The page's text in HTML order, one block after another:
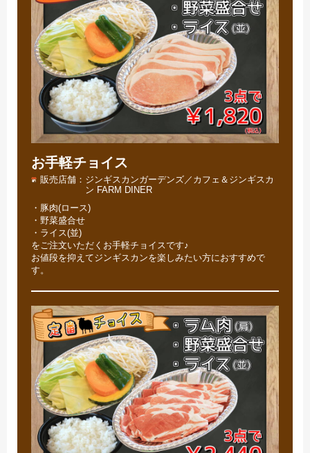
お手軽チョイス
販売店舗
ジンギスカンガーデンズ／カフェ＆ジンギスカ
ン FARM DINER
・豚肉(ロース)
・野菜盛合せ
・ライス(並)
をご注文いただくお手軽チョイスです♪
お値段を抑えてジンギスカンを楽しみたい方におすすめで
す。